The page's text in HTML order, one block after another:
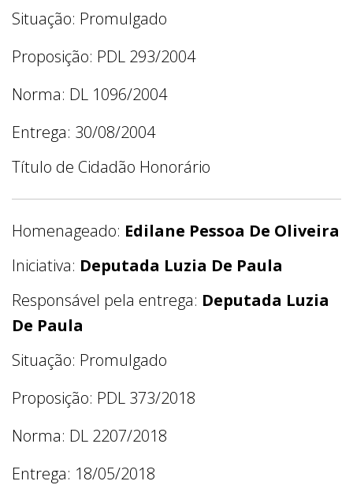
Situação: Promulgado
Proposição: PDL 293/2004
Norma: DL 1096/2004
Entrega: 30/08/2004
Título de Cidadão Honorário
Homenageado: Edilane Pessoa De Oliveira
Iniciativa: Deputada Luzia De Paula
Responsável pela entrega: Deputada Luzia
De Paula
Situação: Promulgado
Proposição: PDL 373/2018
Norma: DL 2207/2018
Entrega: 18/05/2018